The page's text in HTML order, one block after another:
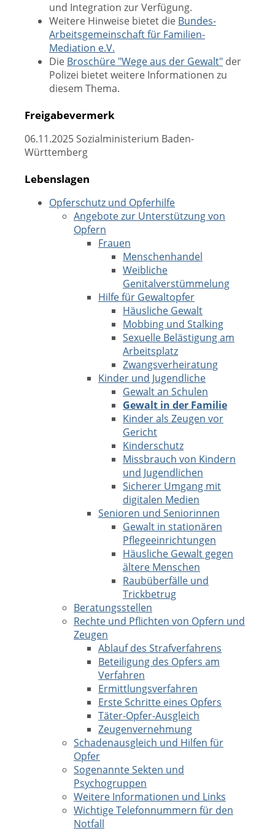
und Integration zur Verfügung.
Weitere Hinweise bietet die Bundes-
Arbeitsgemeinschaft für Familien-
Mediation e.V.
Die Broschüre "Wege aus der Gewalt" der
Polizei bietet weitere Informationen zu
diesem Thema.
Freigabevermerk
06.11.2025 Sozialministerium Baden-
Württemberg
Lebenslagen
Opferschutz und Opferhilfe
Angebote zur Unterstützung von
Opfern
Frauen
Menschenhandel
Weibliche
Genitalverstümmelung
Hilfe für Gewaltopfer
Häusliche Gewalt
Mobbing und Stalking
Sexuelle Belästigung am
Arbeitsplatz
Zwangsverheiratung
Kinder und Jugendliche
Gewalt an Schulen
Gewalt in der Familie
Kinder als Zeugen vor
Gericht
Kinderschutz
Missbrauch von Kindern
und Jugendlichen
Sicherer Umgang mit
digitalen Medien
Senioren und Seniorinnen
Gewalt in stationären
Pflegeeinrichtungen
Häusliche Gewalt gegen
ältere Menschen
Raubüberfälle und
Trickbetrug
Beratungsstellen
Rechte und Pflichten von Opfern und
Zeugen
Ablauf des Strafverfahrens
Beteiligung des Opfers am
Verfahren
Ermittlungsverfahren
Erste Schritte eines Opfers
Täter-Opfer-Ausgleich
Zeugenvernehmung
Schadenausgleich und Hilfen für
Opfer
Sogenannte Sekten und
Psychogruppen
Weitere Informationen und Links
Wichtige Telefonnummern für den
Notfall